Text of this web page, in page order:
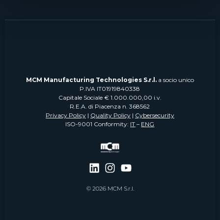
MCM Manufacturing Technologies S.r.l. a socio unico
P.IVA IT01919840338
Capitale Sociale € 1.000.000,00 i.v.
R.E.A. di Piacenza n. 368562
Privacy Policy | Quality Policy| Cybersecurity
ISO-9001 Conformity: IT – ENG
© 2026 MCM S.r.l.